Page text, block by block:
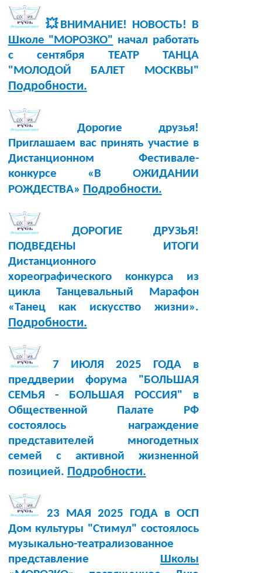
💥ВНИМАНИЕ! НОВОСТЬ! В
Школе "МОРОЗКО" начал работать
с сентября ТЕАТР ТАНЦА
"МОЛОДОЙ БАЛЕТ МОСКВЫ"
Подробности.
Дорогие друзья!
Приглашаем вас принять участие в
Дистанционном Фестивале-
конкурсе «В ОЖИДАНИИ
РОЖДЕСТВА» Подробности.
ДОРОГИЕ ДРУЗЬЯ!
ПОДВЕДЕНЫ ИТОГИ
Дистанционного
хореографического конкурса из
цикла Танцевальный Марафон
«Танец как искусство жизни».
Подробности.
7 ИЮЛЯ 2025 ГОДА в
преддверии форума "БОЛЬШАЯ
СЕМЬЯ - БОЛЬШАЯ РОССИЯ" в
Общественной Палате РФ
состоялось награждение
представителей многодетных
семей с активной жизненной
позицией. Подробности.
23 МАЯ 2025 ГОДА в ОСП
Дом культуры "Стимул" состоялось
музыкально-театрализованное
представление Школы